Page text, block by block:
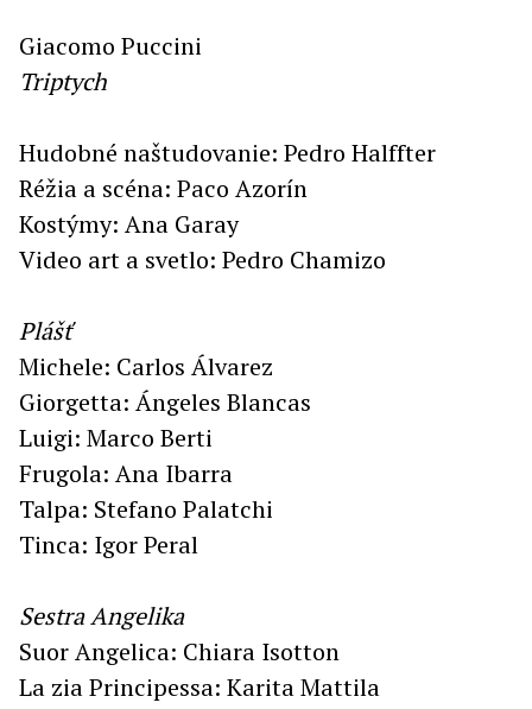
Giacomo Puccini
Triptych
Hudobné naštudovanie: Pedro Halffter
Réžia a scéna: Paco Azorín
Kostýmy: Ana Garay
Video art a svetlo: Pedro Chamizo
Plášť
Michele: Carlos Álvarez
Giorgetta: Ángeles Blancas
Luigi: Marco Berti
Frugola: Ana Ibarra
Talpa: Stefano Palatchi
Tinca: Igor Peral
Sestra Angelika
Suor Angelica: Chiara Isotton
La zia Principessa: Karita Mattila